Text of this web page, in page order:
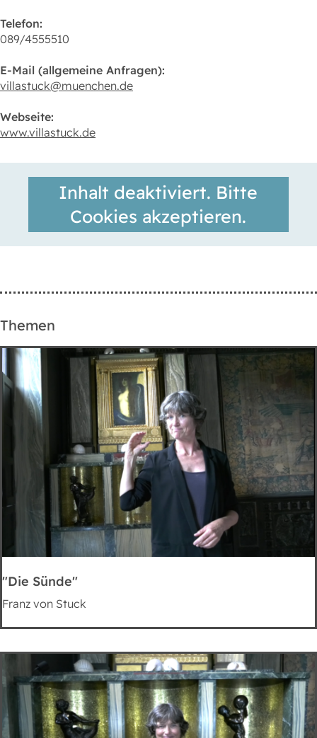
Telefon:
089/4555510
E-Mail (allgemeine Anfragen):
villastuck@muenchen.de
Webseite:
www.villastuck.de
Inhalt deaktiviert. Bitte
Cookies akzeptieren.
Themen
"Die Sünde"
Franz von Stuck